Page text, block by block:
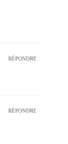
RÉPONDRE
RÉPONDRE